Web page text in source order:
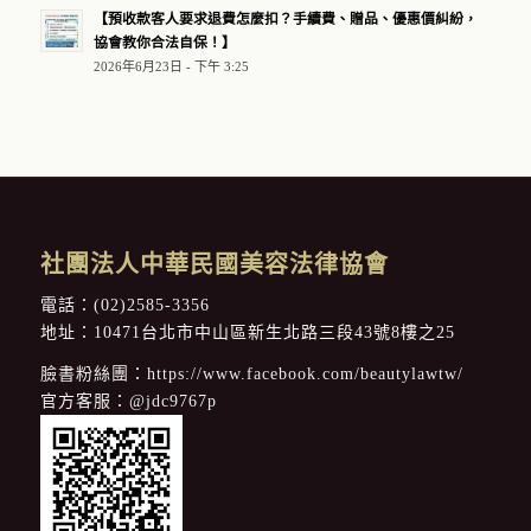
【預收款客人要求退費怎麼扣？手續費、贈品、優惠價糾紛，
協會教你合法自保！】
2026年6月23日 - 下午 3:25
社團法人中華民國美容法律協會
電話： (02)2585-3356
地址：10471台北市中山區新生北路三段43號8樓之25
臉書粉絲團： https://www.facebook.com/beautylawtw/
官方客服： @jdc9767p